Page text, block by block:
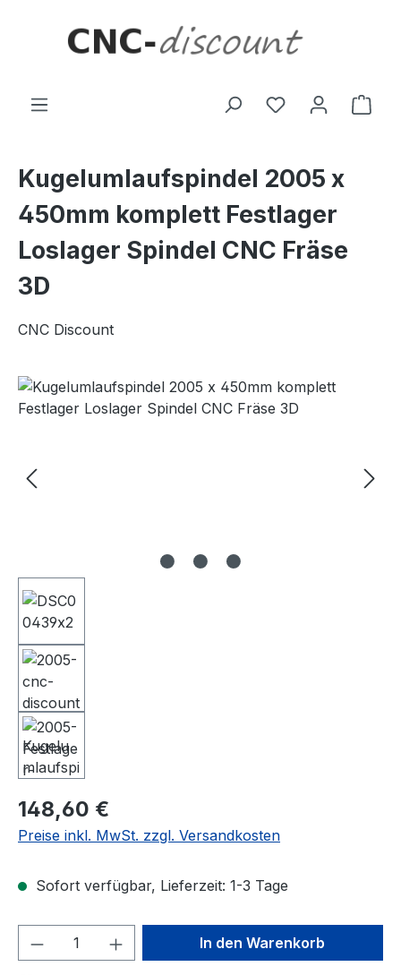
Kugelumlaufspindel 2005 x
450mm komplett Festlager
Loslager Spindel CNC Fräse
3D
CNC Discount
Bildergalerie überspringen
Regulärer Preis:
148,60 €
Preise inkl. MwSt. zzgl. Versandkosten
Sofort verfügbar, Lieferzeit: 1-3 Tage
Produkt Anzahl: Gib denIn den Warenkorb